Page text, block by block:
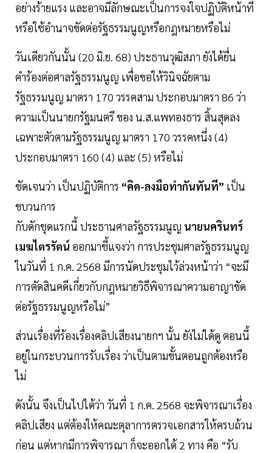
อย่างร้ายแรง และอาจมีลักษณะเป็นการจงใจปฏิบัติหน้าที่
หรือใช้อำนาจขัดต่อรัฐธรรมนูญหรือกฎหมายหรือไม่
วันเดียวกันนั้น (20 มิ.ย. 68) ประธานวุฒิสภา ยังได้ยื่น
คำร้องต่อศาลรัฐธรรมนูญ เพื่อขอให้วินิจฉัยตาม
รัฐธรรมนูญ มาตรา 170 วรรคสาม ประกอบมาตรา 86 ว่า
ความเป็นนายกรัฐมนตรี ของ น.ส.แพทองธาร สิ้นสุดลง
เฉพาะตัวตามรัฐธรรมนูญ มาตรา 170 วรรคหนึ่ง (4)
ประกอบมาตรา 160 (4) และ (5) หรือไม่
ชัดเจนว่า เป็นปฏิบัติการ “คิด-ลงมือทำกันทันที” เป็น
ขบวนการ
กับดักชุดแรกนี้ ประธานศาลรัฐธรรมนูญ นายนครินทร์
เมฆไตรรัตน์ ออกมาชี้แจงว่า การประชุมศาลรัฐธรรมนูญ
ในวันที่ 1 ก.ค. 2568 มีการนัดประชุมไว้ล่วงหน้าว่า “จะมี
การตัดสินคดีเกี่ยวกับกฎหมายวิธีพิจารณาความอาญาขัด
ต่อรัฐธรรมนูญหรือไม่”
ส่วนเรื่องที่ร้องเรื่องคลิปเสียงนายกฯ นั้น ยังไม่ได้ดู ตอนนี้
อยู่ในกระบวนการรับเรื่อง ว่าเป็นตามขั้นตอนถูกต้องหรือ
ไม่
ดังนั้น จึงเป็นไปได้ว่า วันที่ 1 ก.ค. 2568 จะพิจารณาเรื่อง
คลิปเสียง แต่ต้องให้คณะตุลาการตรวจเอกสารให้ครบถ้วน
ก่อน แต่หากมีการพิจารณา ก็จะออกได้ 2 ทาง คือ “รับ